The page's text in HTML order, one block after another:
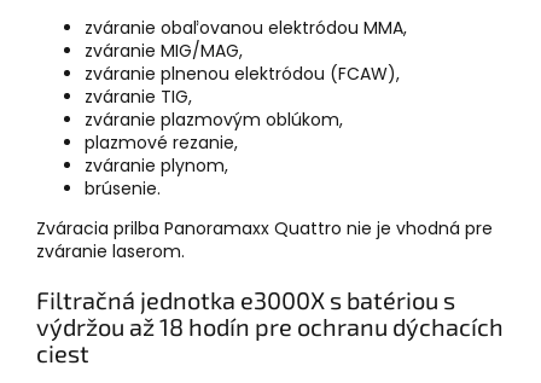
zváranie obaľovanou elektródou MMA,
zváranie MIG/MAG,
zváranie plnenou elektródou (FCAW),
zváranie TIG,
zváranie plazmovým oblúkom,
plazmové rezanie,
zváranie plynom,
brúsenie.
Zváracia prilba Panoramaxx Quattro nie je vhodná pre
zváranie laserom.
Filtračná jednotka e3000X s batériou s
výdržou až 18 hodín pre ochranu dýchacích
ciest